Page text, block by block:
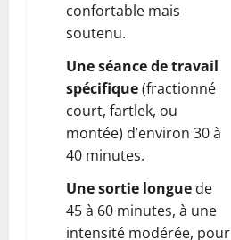
confortable mais
soutenu.
Une séance de travail
spécifique(fractionné
court, fartlek, ou
montée) d’environ 30 à
40 minutes.
Une sortie longue de
45 à 60 minutes, à une
intensité modérée, pour